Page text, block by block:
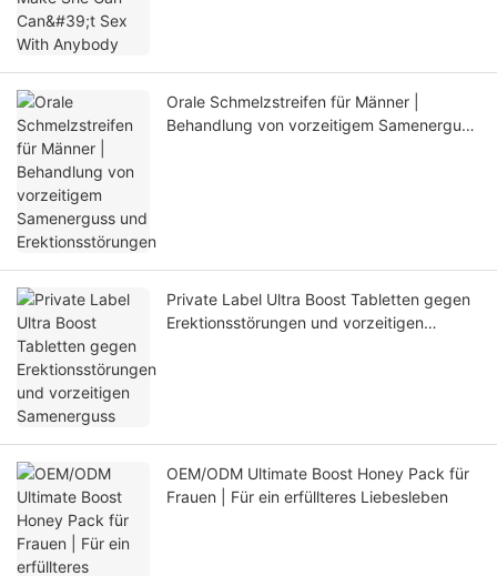
Orale Schmelzstreifen für Männer |
Behandlung von vorzeitigem Samenerguss
Private Label Ultra Boost Tabletten gegen
Erektionsstörungen und vorzeitigen
OEM/ODM Ultimate Boost Honey Pack für
Frauen | Für ein erfüllteres Liebesleben